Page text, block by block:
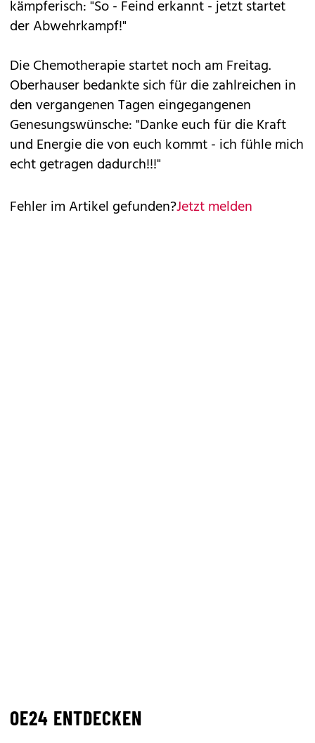
kämpferisch: "So - Feind erkannt - jetzt startet
der Abwehrkampf!"
Die Chemotherapie startet noch am Freitag.
Oberhauser bedankte sich für die zahlreichen in
den vergangenen Tagen eingegangenen
Genesungswünsche: "Danke euch für die Kraft
und Energie die von euch kommt - ich fühle mich
echt getragen dadurch!!!"
Fehler im Artikel gefunden?Jetzt melden
OE24 ENTDECKEN